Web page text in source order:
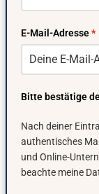
E-Mail-Adresse*
Bitte bestätige
Nach deiner
authentisches
und Online-
beachte meine